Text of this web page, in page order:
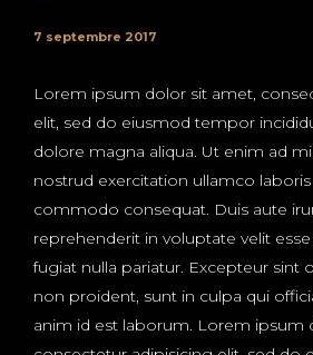
7 septembre 2017
Lorem ipsum dolor sit amet,
elit, sed do eiusmod tempor
dolore magna aliqua. Ut enim ad
nostrud exercitation ullamco
commodo consequat. Duis aute
reprehenderit in voluptate velit
fugiat nulla pariatur. Excepteur sint
non proident, sunt in culpa qui
anim id est laborum. Lorem ipsum